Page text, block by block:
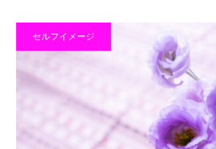
セルフイメージ